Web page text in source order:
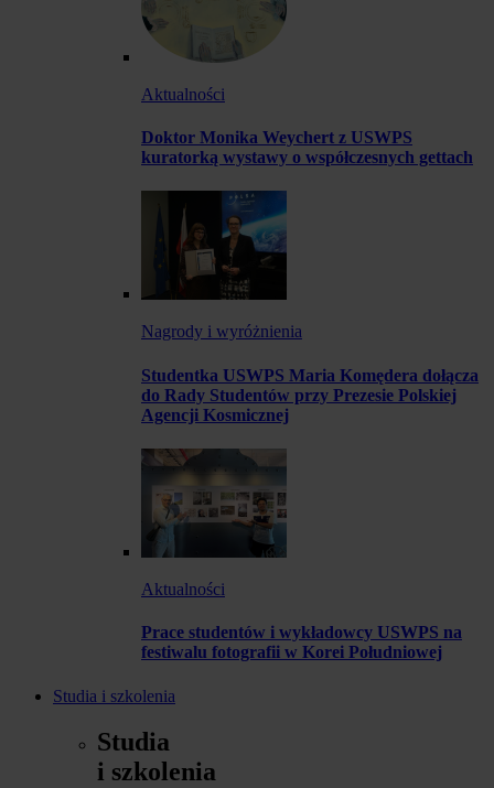
Aktualności
Doktor Monika Weychert z USWPS
kuratorką wystawy o współczesnych gettach
Nagrody i wyróżnienia
Studentka USWPS Maria Komędera dołącza
do Rady Studentów przy Prezesie Polskiej
Agencji Kosmicznej
Aktualności
Prace studentów i wykładowcy USWPS na
festiwalu fotografii w Korei Południowej
Studia i szkolenia
Studia
i szkolenia